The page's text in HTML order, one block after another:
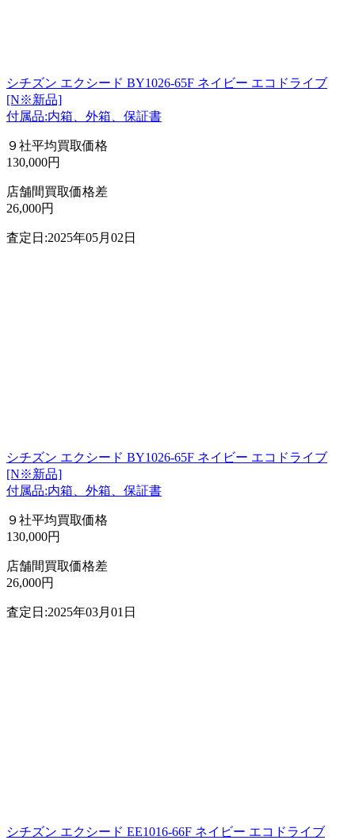
シチズン エクシード BY1026-65F ネイビー エコドライブ
[N※新品]
付属品:内箱、外箱、保証書
９社平均買取価格
130,000円
店舗間買取価格差
26,000円
査定日:2025年05月02日
シチズン エクシード BY1026-65F ネイビー エコドライブ
[N※新品]
付属品:内箱、外箱、保証書
９社平均買取価格
130,000円
店舗間買取価格差
26,000円
査定日:2025年03月01日
シチズン エクシード EE1016-66F ネイビー エコドライブ